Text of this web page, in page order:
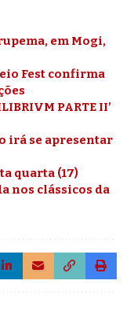
em Mogi,
Fest confirma
PARTE II’
irá se apresentar
quarta (17)
nos clássicos da